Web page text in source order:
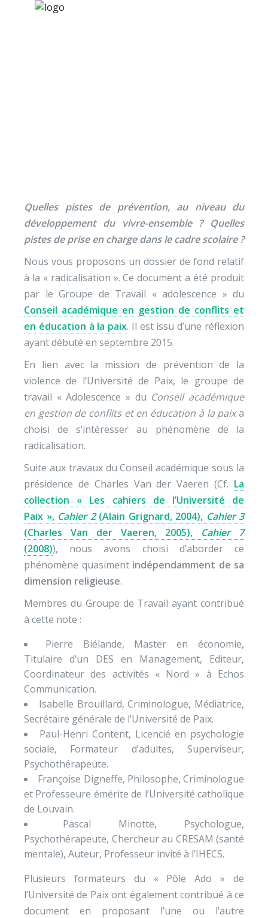
Quelles pistes de prévention, au niveau du
développement du vivre-ensemble ? Quelles
pistes de prise en charge dans le cadre scolaire ?
Nous vous proposons un dossier de fond relatif
à la « radicalisation ». Ce document a été produit
par le Groupe de Travail « adolescence » du
Conseil académique en gestion de conflits et
en éducation à la paix. Il est issu d’une réflexion
ayant débuté en septembre 2015.
En lien avec la mission de prévention de la
violence de l’Université de Paix, le groupe de
travail « Adolescence » du Conseil académique
en gestion de conflits et en éducation à la paixa
choisi de s’intéresser au phénomène de la
radicalisation.
Suite aux travaux du Conseil académique sous la
présidence de Charles Van der Vaeren (Cf. La
collection « Les cahiers de l’Université de
Paix », Cahier 2(Alain Grignard, 2004), Cahier 3
(Charles Van der Vaeren, 2005), Cahier 7
(2008)), nous avons choisi d’aborder ce
phénomène quasiment indépendamment de sa
dimension religieuse.
Membres du Groupe de Travail ayant contribué
à cette note :
Pierre Biélande, Master en économie,
Titulaire d’un DES en Management, Editeur,
Coordinateur des activités « Nord » à Echos
Communication.
Isabelle Brouillard, Criminologue, Médiatrice,
Secrétaire générale de l’Université de Paix.
Paul-Henri Content, Licencié en psychologie
sociale, Formateur d’adultes, Superviseur,
Psychothérapeute.
Françoise Digneffe, Philosophe, Criminologue
et Professeure émérite de l’Université catholique
de Louvain.
Pascal Minotte, Psychologue,
Psychothérapeute, Chercheur au CRESAM (santé
mentale), Auteur, Professeur invité à l’IHECS.
Plusieurs formateurs du « Pôle Ado » de
l’Université de Paix ont également contribué à ce
document en proposant l’une ou l’autre